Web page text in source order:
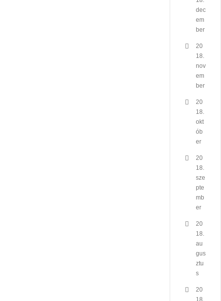
dec
em
ber
20
18.
nov
em
ber
20
18.
okt
ób
er
20
18.
sze
pte
mb
er
20
18.
au
gus
ztu
s
20
18.